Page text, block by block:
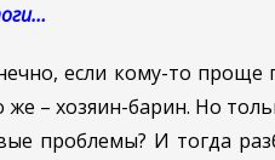
если кому-то проще
же – хозяин-барин. Но
проблемы? И тогда